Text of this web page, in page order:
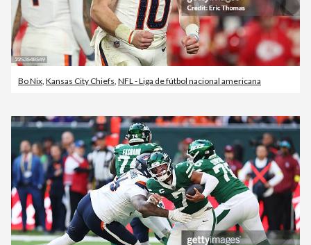
Bo Nix Kansas City Chiefs NFL - Liga de fútbol nacional americana